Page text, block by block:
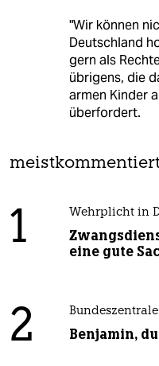
"Wir können
Deutschland
gern als
übrigens, die
armen Kinder
überfordert.
1 Wehrplicht in
eine gute
2 Benjamin,